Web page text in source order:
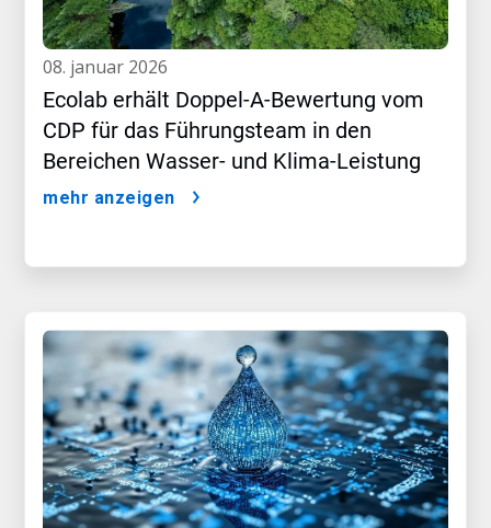
08. januar 2026
Ecolab erhält Doppel-A-Bewertung vom
CDP für das Führungsteam in den
Bereichen Wasser- und Klima-Leistung
mehr anzeigen